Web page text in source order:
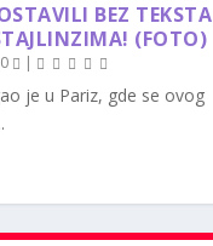
BEZ TEKSTA
(FOTO)
0 |
je u Pariz, gde se ovog